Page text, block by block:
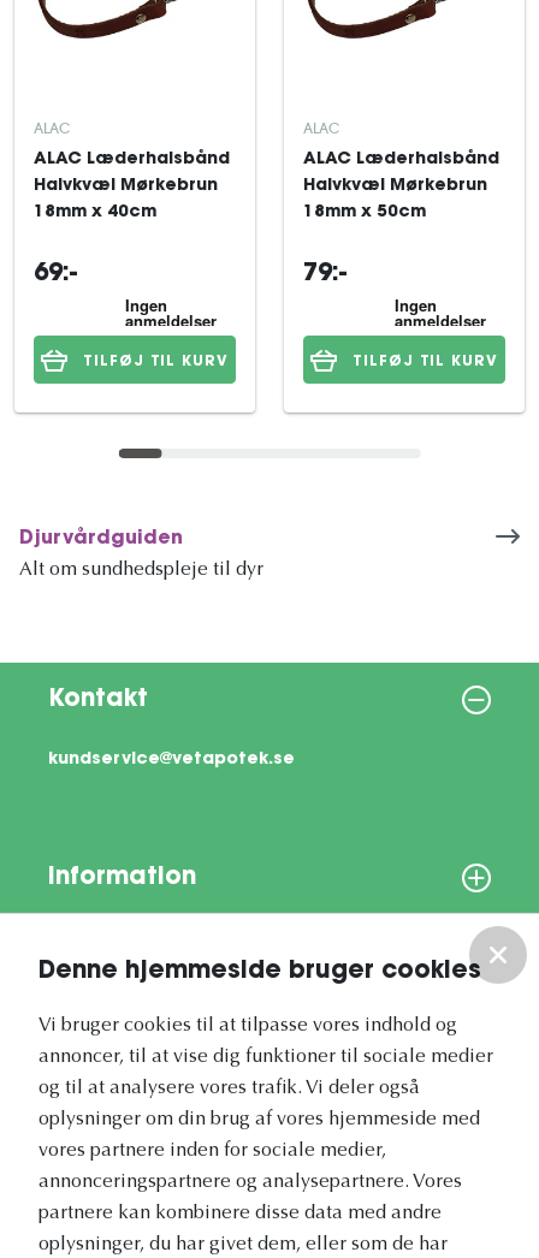
Denne hjemmeside bruger cookies
Vi bruger cookies til at tilpasse vores indhold og
annoncer, til at vise dig funktioner til sociale medier
og til at analysere vores trafik. Vi deler også
oplysninger om din brug af vores hjemmeside med
vores partnere inden for sociale medier,
annonceringspartnere og analysepartnere. Vores
partnere kan kombinere disse data med andre
oplysninger, du har givet dem, eller som de har
ALAC
ALAC Læderhalsbånd
Halvkvæl Mørkebrun
18mm x 40cm
69:-
TILFØJ TIL KURV
ALAC
ALAC Læderhalsbånd
Halvkvæl Mørkebrun
18mm x 50cm
79:-
TILFØJ TIL KURV
Djurvårdguiden
Alt om sundhedspleje til dyr
Kontakt
kundservice@vetapotek.se
Information
Vores nyhedsbrev
Vetapotek.dk er en del af
Evidensia
Dyresundhedspleje